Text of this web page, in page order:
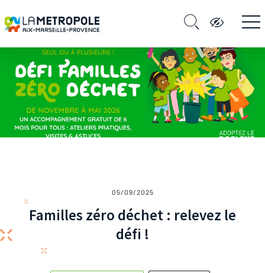
05/09/2025
Familles zéro déchet : relevez le
défi !